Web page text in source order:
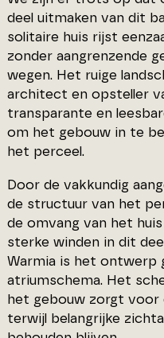
deel uitmaken van dit
solitaire huis rijst
zonder aangrenzende
wegen. Het ruige
architect en opsteller
transparante en
om het gebouw in te
het perceel.
Door de vakkundig
de structuur van het
de omvang van het
sterke winden in dit
Warmia is het ontwerp
atriumschema. Het
het gebouw zorgt voor
terwijl belangrijke